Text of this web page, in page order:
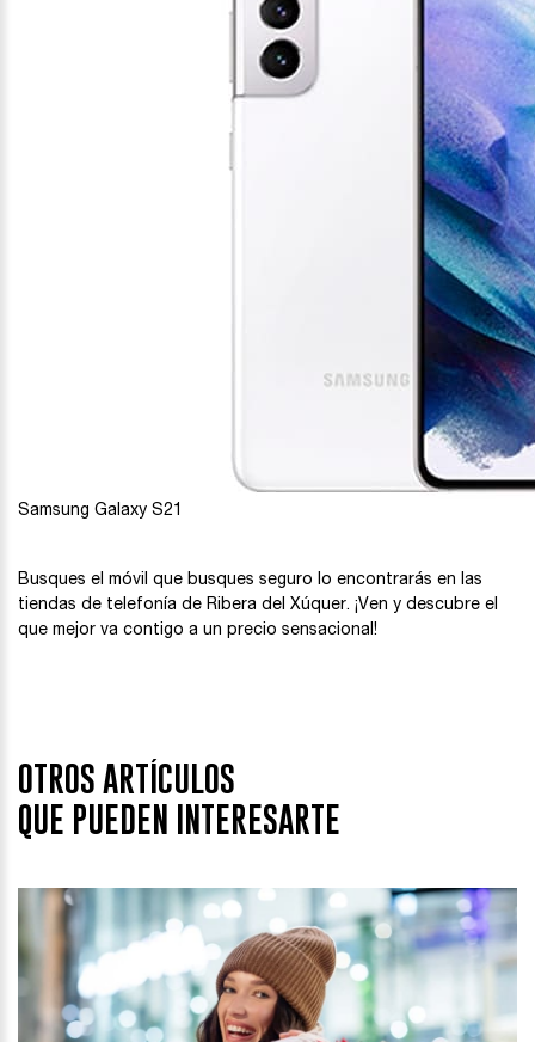
Samsung Galaxy S21
Busques el móvil que busques seguro lo encontrarás en las
tiendas de telefonía de Ribera del Xúquer. ¡Ven y descubre el
que mejor va contigo a un precio sensacional!
OTROS ARTÍCULOS
QUE PUEDEN INTERESARTE